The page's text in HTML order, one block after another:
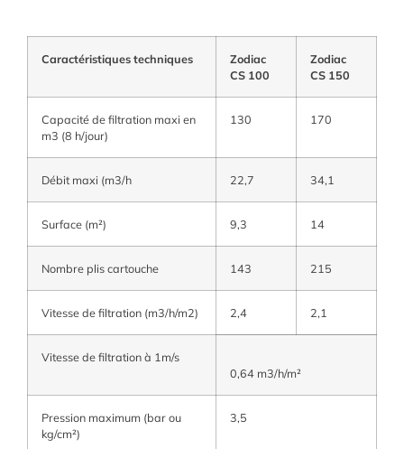
Caractéristiques techniques
Zodiac
CS 100
Zodiac
CS 150
Capacité de filtration maxi en
m3 (8 h/jour)
130 170
Débit maxi (m3/h 22,7 34,1
Surface (m²) 9,3 14
Nombre plis cartouche 143 215
Vitesse de filtration (m3/h/m2) 2,4 2,1
Vitesse de filtration à 1m/s
0,64 m3/h/m²
Pression maximum (bar ou
kg/cm²)
3,5